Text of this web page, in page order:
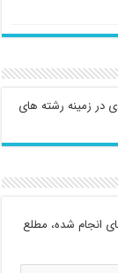
در زمینه رشته های
انجام شده، مطلع